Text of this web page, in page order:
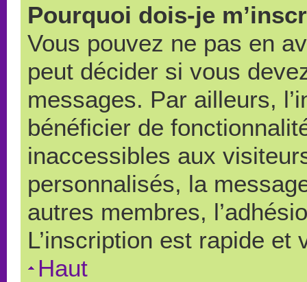
Pourquoi dois-je
Vous pouvez ne pas en
peut décider si vous
messages. Par ailleurs,
bénéficier de
inaccessibles aux
personnalisés, la
autres membres,
L’inscription est rapide et
Haut